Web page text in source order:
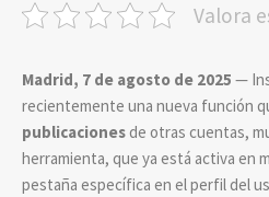
Valora
Madrid, 7 de agosto de 2025 —
recientemente una nueva función
publicacionesde otras cuentas,
herramienta, que ya está activa en
pestaña específica en el perfil del